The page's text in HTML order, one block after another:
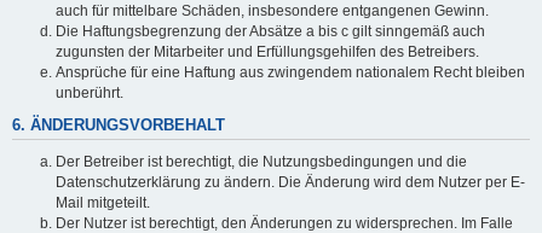
auch für mittelbare Schäden, insbesondere entgangenen Gewinn.
Die Haftungsbegrenzung der Absätze a bis c gilt sinngemäß auch
zugunsten der Mitarbeiter und Erfüllungsgehilfen des Betreibers.
Ansprüche für eine Haftung aus zwingendem nationalem Recht bleiben
unberührt.
6. ÄNDERUNGSVORBEHALT
Der Betreiber ist berechtigt, die Nutzungsbedingungen und die
Datenschutzerklärung zu ändern. Die Änderung wird dem Nutzer per E-
Mail mitgeteilt.
Der Nutzer ist berechtigt, den Änderungen zu widersprechen. Im Falle